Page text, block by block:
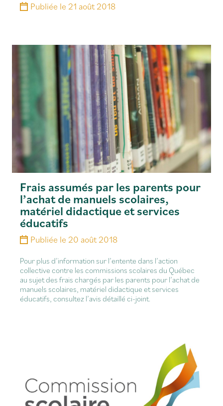
Publiée le 21 août 2018
Frais assumés par les parents pour
l’achat de manuels scolaires,
matériel didactique et services
éducatifs
Publiée le 20 août 2018
Pour plus d’information sur l’entente dans l’action
collective contre les commissions scolaires du Québec
au sujet des frais chargés par les parents pour l’achat de
manuels scolaires, matériel didactique et services
éducatifs, consultez l’avis détaillé ci-joint.